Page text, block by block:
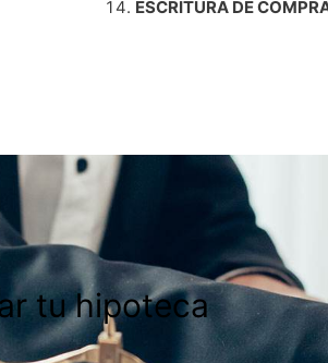
ESCRITURA DE
tu hipoteca